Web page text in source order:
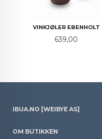
VINKJØLER EBENHOLT
Pris
639,00
IBUA.NO [WEIBYE AS]
OM BUTIKKEN